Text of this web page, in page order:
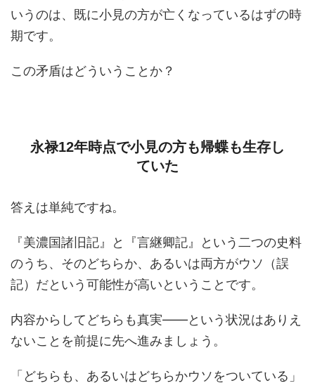
いうのは、既に小見の方が亡くなっているはずの時
期です。
この矛盾はどういうことか？
永禄12年時点で小見の方も帰蝶も生存し
ていた
答えは単純ですね。
『美濃国諸旧記』と『言継卿記』という二つの史料
のうち、そのどちらか、あるいは両方がウソ（誤
記）だという可能性が高いということです。
内容からしてどちらも真実――という状況はありえ
ないことを前提に先へ進みましょう。
「どちらも、あるいはどちらかウソをついている」